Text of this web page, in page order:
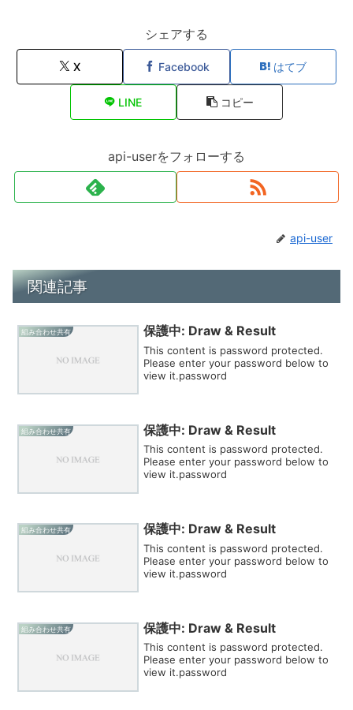
シェアする
X Facebook はてブ
LINE コピー
api-userをフォローする
api-user
関連記事
組み合わせ共有 保護中: Draw & Result
This content is password protected.
Please enter your password below to
view it.password
組み合わせ共有 保護中: Draw & Result
This content is password protected.
Please enter your password below to
view it.password
組み合わせ共有 保護中: Draw & Result
This content is password protected.
Please enter your password below to
view it.password
組み合わせ共有 保護中: Draw & Result
This content is password protected.
Please enter your password below to
view it.password